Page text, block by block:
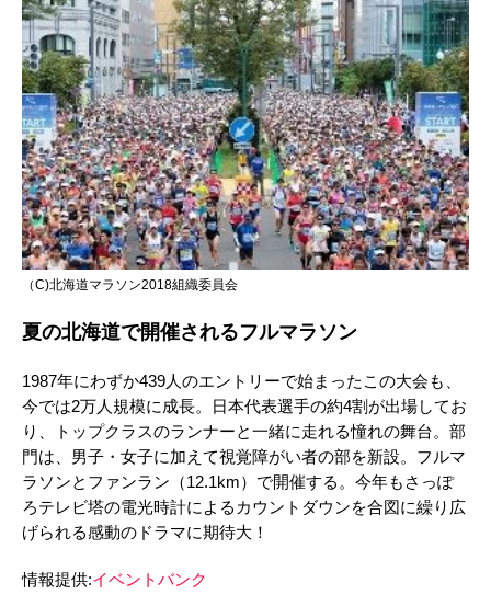
（C)北海道マラソン2018組織委員会
夏の北海道で開催されるフルマラソン
1987年にわずか439人のエントリーで始まったこの大会も、
今では2万人規模に成長。日本代表選手の約4割が出場してお
り、トップクラスのランナーと一緒に走れる憧れの舞台。部
門は、男子・女子に加えて視覚障がい者の部を新設。フルマ
ラソンとファンラン（12.1km）で開催する。今年もさっぽ
ろテレビ塔の電光時計によるカウントダウンを合図に繰り広
げられる感動のドラマに期待大！
情報提供:イベントバンク